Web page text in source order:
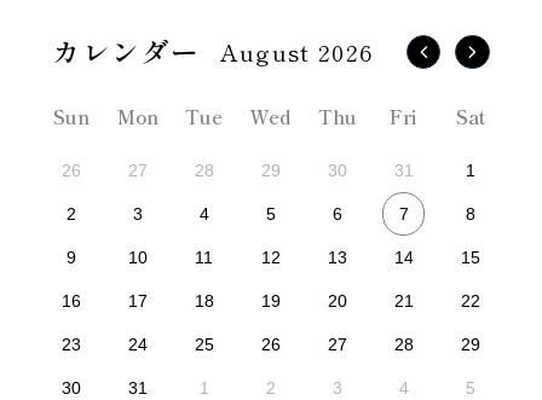
August 2026
Sun Mon Tue Wed Thu Fri Sat
26 27 28 29 30 31 1
2 3 4 5 6 7 8
9 10 11 12 13 14 15
16 17 18 19 20 21 22
23 24 25 26 27 28 29
30 31 1 2 3 4 5